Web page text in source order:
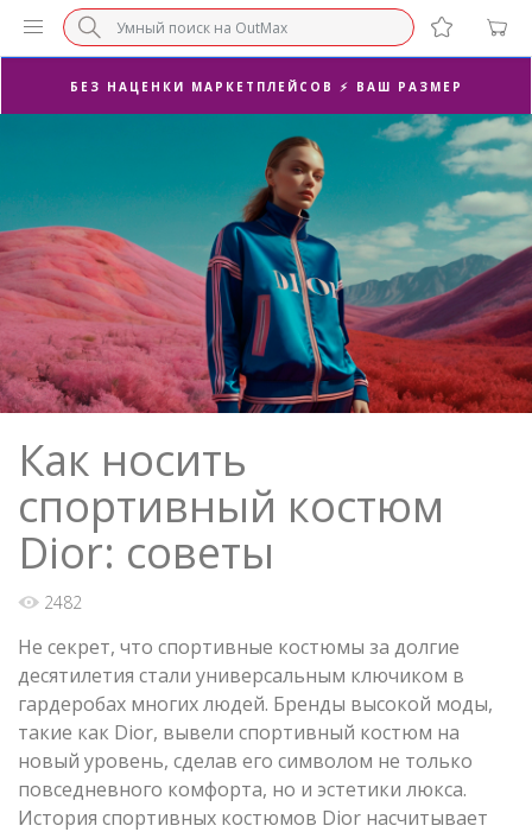
СУПЕРАКЦИЯ 🔥 2-Я ПАРА -50%
БЕЗ НАЦЕНКИ МАРКЕТПЛЕЙСОВ ⚡ ВАШ РАЗМЕР
3-Я ПАРА В ПОДАРОК 🎁
ПОСЛЕДНИЕ РАЗМЕРЫ ОТ 1500₽⚡️
СУПЕРАКЦИЯ 🔥 2-Я ПАРА -50%
Как носить
спортивный костюм
Dior: советы
2482
Не секрет, что спортивные костюмы за долгие
десятилетия стали универсальным ключиком в
гардеробах многих людей. Бренды высокой моды,
такие как Dior, вывели спортивный костюм на
новый уровень, сделав его символом не только
повседневного комфорта, но и эстетики люкса.
История спортивных костюмов Dior насчитывает